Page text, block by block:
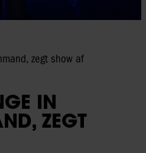
zegt show af
IN
ZEGT